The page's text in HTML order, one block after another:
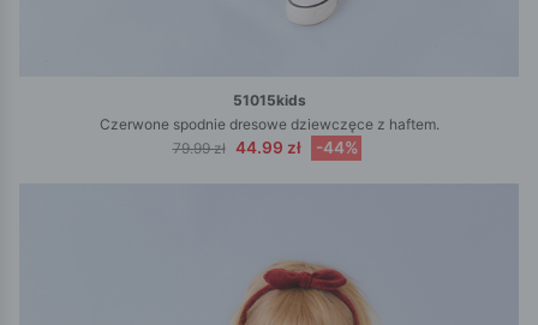
51015kids
Czerwone spodnie dresowe dziewczęce z haftem.
79.99 zł 44.99 zł -44%